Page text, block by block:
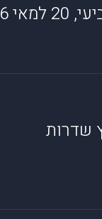
2026
שדרות